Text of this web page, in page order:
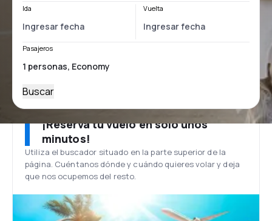
Ida Vuelta
Pasajeros
Buscar
¡Reserva tu vuelo en solo unos
minutos!
Utiliza el buscador situado en la parte superior de la
página. Cuéntanos dónde y cuándo quieres volar y deja
que nos ocupemos del resto.